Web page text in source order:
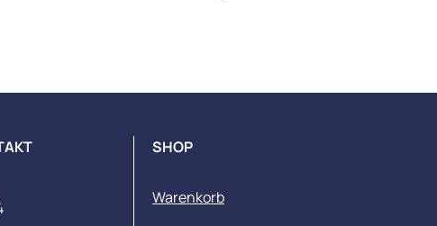
SHOP
Warenkorb